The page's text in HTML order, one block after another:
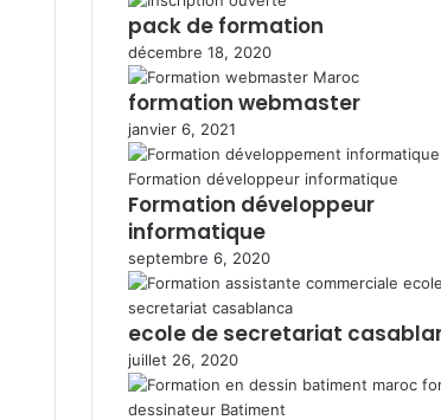
pack de formation
décembre 18, 2020
formation webmaster
janvier 6, 2021
Formation développeur
informatique
septembre 6, 2020
ecole de secretariat
juillet 26, 2020